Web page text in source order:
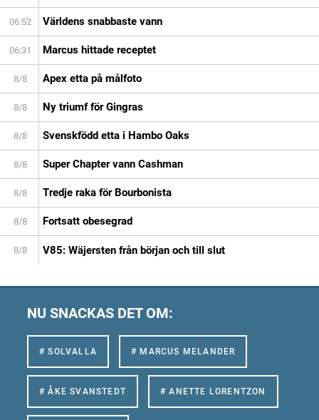
06:52 Världens snabbaste vann
06:31 Marcus hittade receptet
8/8 Apex etta på målfoto
8/8 Ny triumf för Gingras
8/8 Svenskfödd etta i Hambo Oaks
8/8 Super Chapter vann Cashman
8/8 Tredje raka för Bourbonista
8/8 Fortsatt obesegrad
8/8 V85: Wäjersten från början och till slut
NU SNACKAS DET OM:
# SOLVALLA # MARCUS MELANDER
# ÅKE SVANSTEDT # ANETTE LORENTZON